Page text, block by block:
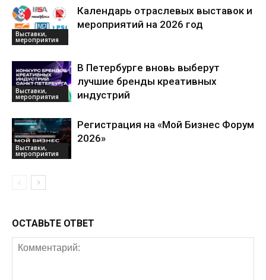
Выставки,
мероприятия
Календарь отраслевых выставок и
мероприятий на 2026 год
Выставки,
мероприятия
В Петербурге вновь выберут
лучшие бренды креативных
индустрий
Выставки,
мероприятия
Регистрация на «Мой Бизнес Форум
2026»
ОСТАВЬТЕ ОТВЕТ